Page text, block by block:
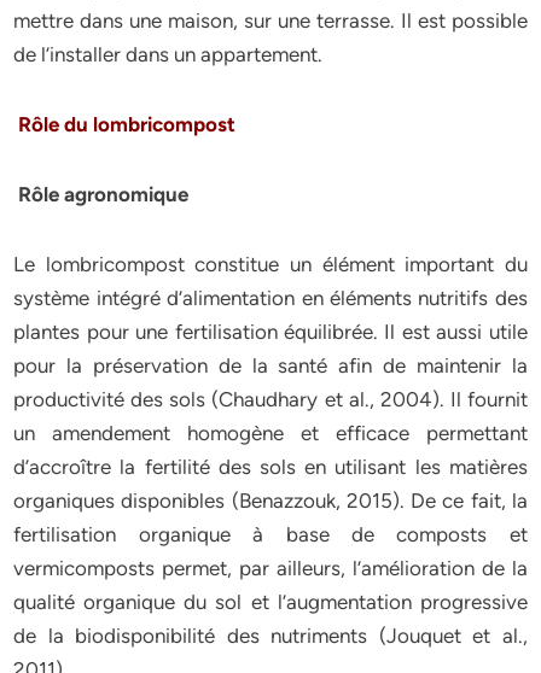
mettre dans une maison, sur une terrasse. Il est possible
de l’installer dans un appartement.
Rôle du lombricompost
Rôle agronomique
Le lombricompost constitue un élément important du
système intégré d’alimentation en éléments nutritifs des
plantes pour une fertilisation équilibrée. Il est aussi utile
pour la préservation de la santé afin de maintenir la
productivité des sols (Chaudhary et al., 2004). Il fournit
un amendement homogène et efficace permettant
d’accroître la fertilité des sols en utilisant les matières
organiques disponibles (Benazzouk, 2015). De ce fait, la
fertilisation organique à base de composts et
vermicomposts permet, par ailleurs, l’amélioration de la
qualité organique du sol et l’augmentation progressive
de la biodisponibilité des nutriments (Jouquet et al.,